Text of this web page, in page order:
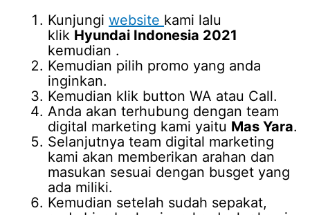
Kunjungiwebsite kami lalu
klik Hyundai Indonesia 2021
kemudian .
Kemudian pilih promo yang anda
inginkan.
Kemudian klik button WA atau Call.
Anda akan terhubung dengan team
digital marketing kami yaitu Mas Yara.
Selanjutnya team digital marketing
kami akan memberikan arahan dan
masukan sesuai dengan busget yang
ada miliki.
Kemudian setelah sudah sepakat,